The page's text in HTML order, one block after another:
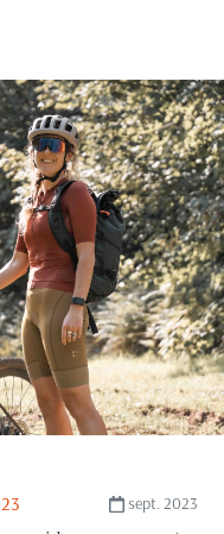
sept. 2023